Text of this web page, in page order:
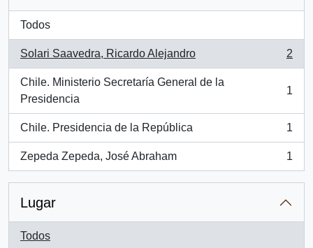
Todos
Solari Saavedra, Ricardo Alejandro
, 2 resultados
2
Chile. Ministerio Secretaría General de la
Presidencia
, 1 resultados
1
Chile. Presidencia de la República
, 1 resultados
1
Zepeda Zepeda, José Abraham
, 1 resultados
1
Lugar
Todos